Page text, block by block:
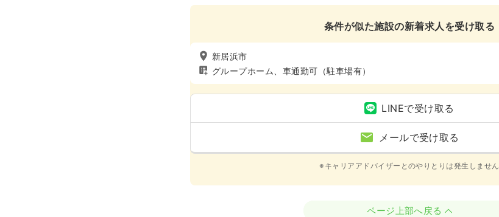
条件が似た施設の新着求人を受け取る
新居浜市
グループホーム、車通勤可（駐車場有）
LINEで受け取る
メールで受け取る
※キャリアアドバイザーとのやりとりは発生しません
ページ上部へ戻る